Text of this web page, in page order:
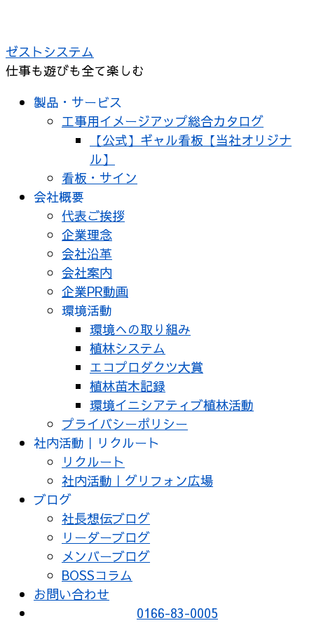
テ
ン
ゼストシステム
仕事も遊びも全て楽しむ
製品・サービス
工事用イメージアップ総合カタログ
【公式】ギャル看板【当社オリジナ
ル】
看板・サイン
会社概要
代表ご挨拶
企業理念
会社沿革
会社案内
企業PR動画
環境活動
環境への取り組み
植林システム
エコプロダクツ大賞
植林苗木記録
環境イニシアティブ植林活動
プライバシーポリシー
社内活動｜リクルート
リクルート
社内活動｜グリフォン広場
ブログ
社長想伝ブログ
リーダーブログ
メンバーブログ
BOSSコラム
お問い合わせ
0166-83-0005